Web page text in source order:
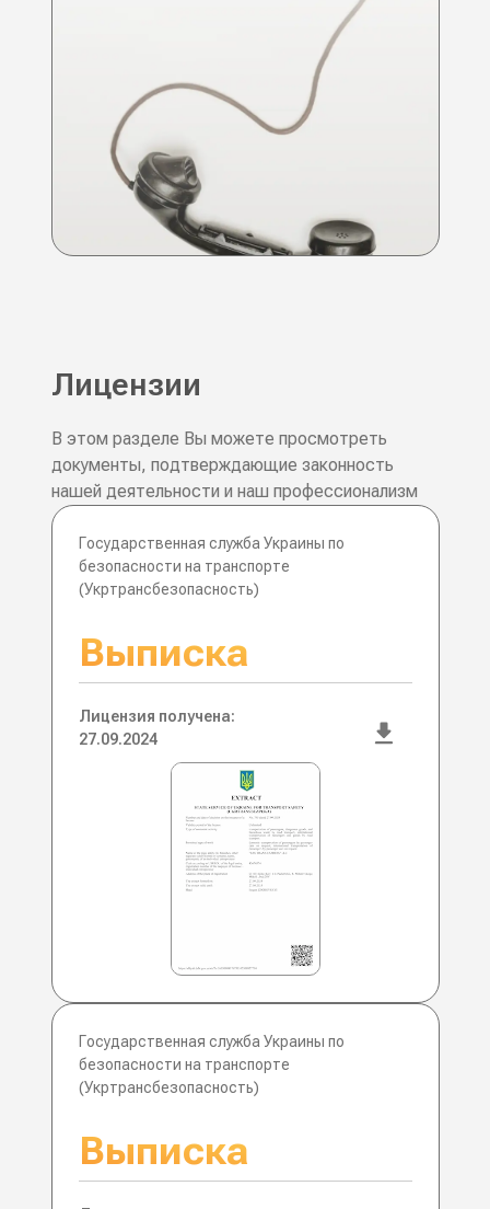
Лицензии
В этом разделе Вы можете просмотреть
документы, подтверждающие законность
нашей деятельности и наш профессионализм
Государственная служба Украины по
безопасности на транспорте
(Укртрансбезопасность)
Выписка
Лицензия получена:
27.09.2024
Государственная служба Украины по
безопасности на транспорте
(Укртрансбезопасность)
Выписка